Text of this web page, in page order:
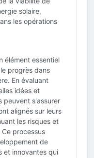
solaire,
les opérations
élément essentiel
progrès dans
En évaluant
idées et
peuvent s'assurer
alignés sur leurs
les risques et
processus
de
et innovantes qui